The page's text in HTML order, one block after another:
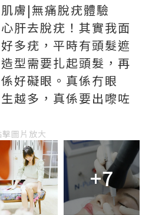
膚|無痛脫疣體驗
肝去脫疣！其實我面
多疣，平時有頭髮遮
型需要扎起頭髮，再
好礙眼。真係冇眼
越多，真係要出嚟咗
擊圖片放大
+7